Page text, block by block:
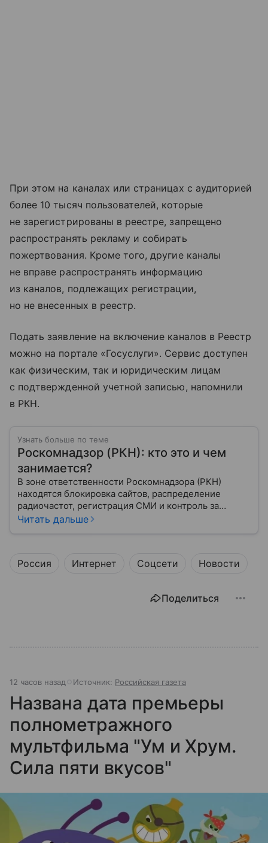
При этом на каналах или страницах с аудиторией
более 10 тысяч пользователей, которые
не зарегистрированы в реестре, запрещено
распространять рекламу и собирать
пожертвования. Кроме того, другие каналы
не вправе распространять информацию
из каналов, подлежащих регистрации,
но не внесенных в реестр.
Подать заявление на включение каналов в Реестр
можно на портале «Госуслуги». Сервис доступен
как физическим, так и юридическим лицам
с подтвержденной учетной записью, напомнили
в РКН.
Узнать больше по теме
Роскомнадзор (РКН): кто это и чем
занимается?
В зоне ответственности Роскомнадзора (РКН)
находятся блокировка сайтов, распределение
радиочастот, регистрация СМИ и контроль за
защитой персональных данных. Это главный
пользователя интернета и телефона.
Читать дальше
Россия Интернет Соцсети Новости
Поделиться
12 часов назад Источник: Российская газета
Названа дата премьеры
полнометражного
мультфильма "Ум и Хрум.
Сила пяти вкусов"